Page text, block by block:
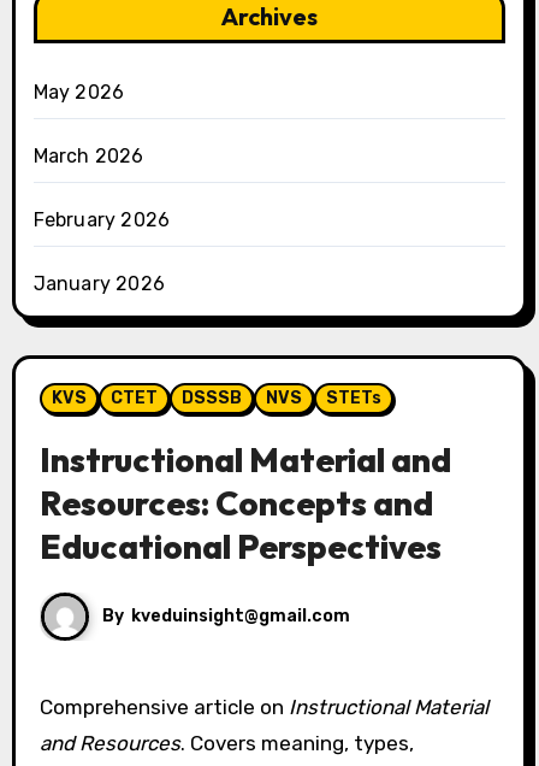
Archives
May 2026
March 2026
February 2026
January 2026
KVS CTET DSSSB NVS STETs
Instructional Material and
Resources: Concepts and
Educational Perspectives
By kveduinsight@gmail.com
Comprehensive article on Instructional Material
and Resources. Covers meaning, types,